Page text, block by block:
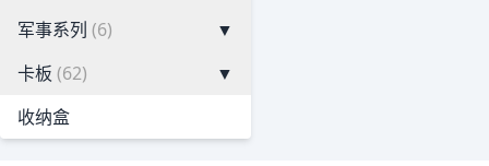
军事系列 (6)
▼
卡板 (62)
▼
收纳盒